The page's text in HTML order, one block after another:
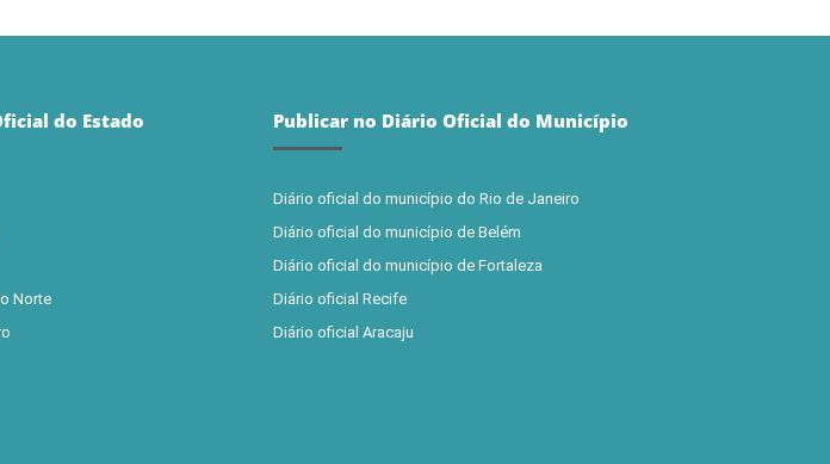
do Estado
Norte
Publicar no Diário Oficial do Município
Diário oficial do município do Rio de Janeiro
Diário oficial do município de Belém
Diário oficial do município de Fortaleza
Diário oficial Recife
Diário oficial Aracaju